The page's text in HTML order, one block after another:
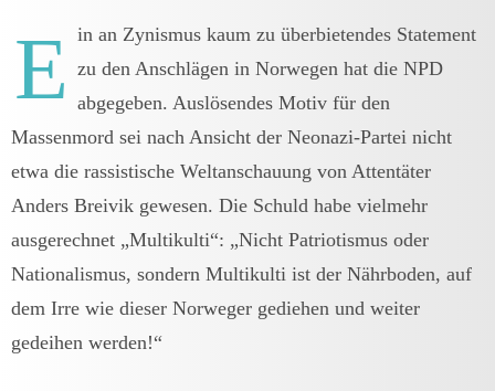
E in an Zynismus kaum zu überbietendes Statement
zu den Anschlägen in Norwegen hat die NPD
abgegeben. Auslösendes Motiv für den
Massenmord sei nach Ansicht der Neonazi-Partei nicht
etwa die rassistische Weltanschauung von Attentäter
Anders Breivik gewesen. Die Schuld habe vielmehr
ausgerechnet „Multikulti“: „Nicht Patriotismus oder
Nationalismus, sondern Multikulti ist der Nährboden, auf
dem Irre wie dieser Norweger gediehen und weiter
gedeihen werden!“